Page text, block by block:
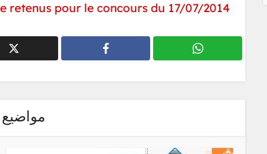
retenus pour le concours du 17/07/2014